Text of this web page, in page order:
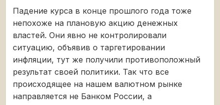
Падение курса в конце прошлого года тоже
непохоже на плановую акцию денежных
властей. Они явно не контролировали
ситуацию, объявив о таргетировании
инфляции, тут же получили противоположный
результат своей политики. Так что все
происходящее на нашем валютном рынке
направляется не Банком России, а